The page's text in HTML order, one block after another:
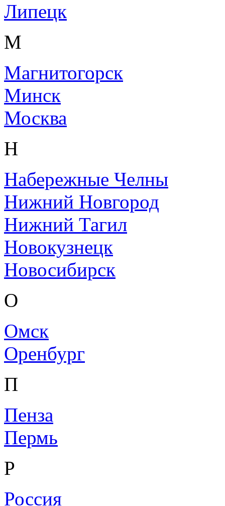
Липецк
М
Магнитогорск
Минск
Москва
Н
Набережные Челны
Нижний Новгород
Нижний Тагил
Новокузнецк
Новосибирск
О
Омск
Оренбург
П
Пенза
Пермь
Р
Россия